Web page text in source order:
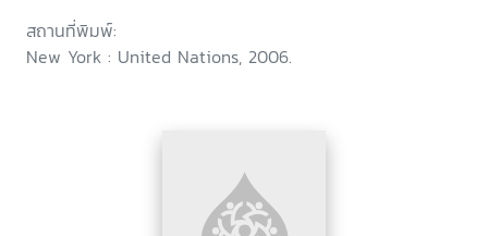
สถานที่พิมพ์:
New York : United Nations, 2006.